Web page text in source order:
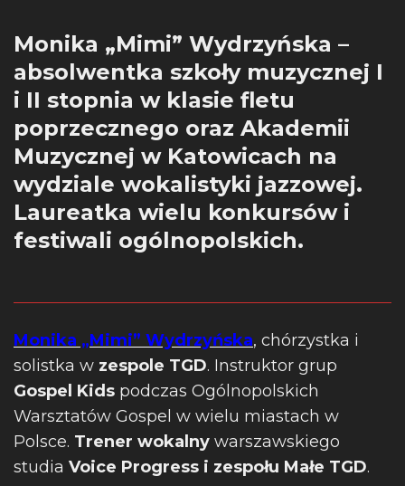
Monika „Mimi” Wydrzyńska –
absolwentka szkoły muzycznej I
i II stopnia w klasie fletu
poprzecznego oraz Akademii
Muzycznej w Katowicach na
wydziale wokalistyki jazzowej.
Laureatka wielu konkursów i
festiwali ogólnopolskich.
Monika „Mimi” Wydrzyńska, chórzystka i
solistka w zespole TGD. Instruktor grup
Gospel Kids podczas Ogólnopolskich
Warsztatów Gospel w wielu miastach w
Polsce. Trener wokalny warszawskiego
studia Voice Progress i zespołu Małe TGD.